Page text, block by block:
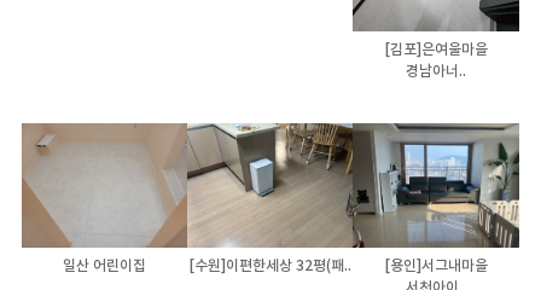
[김포]은여울마을
경남아너..
일산 어린이집 [수원]이편한세상 32평(패..
[용인]서그내마을